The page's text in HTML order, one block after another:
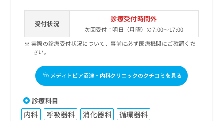
受付状況
診療受付時間外
次回受付：明日（月曜）の7:00～17:00
実際の診療受付状況について、事前に必ず医療機関にご確認くだ
さい。
メディトピア沼津・内科クリニックのクチコミを見る
診療科目
内科 呼吸器科 消化器科 循環器科